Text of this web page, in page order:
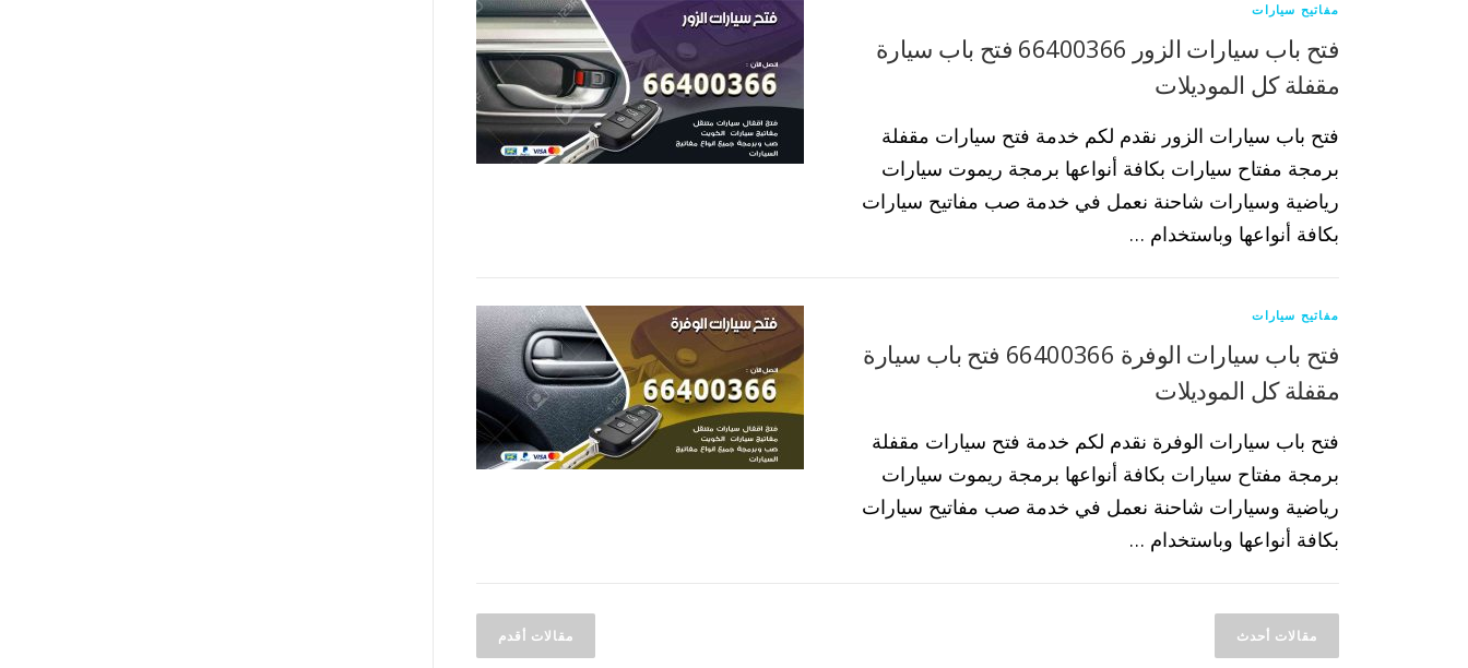
مفاتيح سيارات
فتح باب سيارات الزور 66400366 فتح باب سيارة
مقفلة كل الموديلات
فتح باب سيارات الزور نقدم لكم خدمة فتح سيارات مقفلة
برمجة مفتاح سيارات بكافة أنواعها برمجة ريموت سيارات
رياضية وسيارات شاحنة نعمل في خدمة صب مفاتيح سيارات
بكافة أنواعها وباستخدام …
مفاتيح سيارات
فتح باب سيارات الوفرة 66400366 فتح باب سيارة
مقفلة كل الموديلات
فتح باب سيارات الوفرة نقدم لكم خدمة فتح سيارات مقفلة
برمجة مفتاح سيارات بكافة أنواعها برمجة ريموت سيارات
رياضية وسيارات شاحنة نعمل في خدمة صب مفاتيح سيارات
بكافة أنواعها وباستخدام …
مقالات أقدم مقالات أحدث